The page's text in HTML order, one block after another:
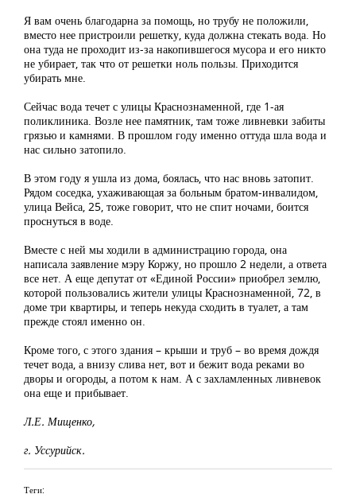
Я вам очень благодарна за помощь, но трубу не положили,
вместо нее пристроили решетку, куда должна стекать вода. Но
она туда не проходит из-за накопившегося мусора и его никто
не убирает, так что от решетки ноль пользы. Приходится
убирать мне.
Сейчас вода течет с улицы Краснознаменной, где 1-ая
поликлиника. Возле нее памятник, там тоже ливневки забиты
грязью и камнями. В прошлом году именно оттуда шла вода и
нас сильно затопило.
В этом году я ушла из дома, боялась, что нас вновь затопит.
Рядом соседка, ухаживающая за больным братом-инвалидом,
улица Вейса, 25, тоже говорит, что не спит ночами, боится
проснуться в воде.
Вместе с ней мы ходили в администрацию города, она
написала заявление мэру Коржу, но прошло 2 недели, а ответа
все нет. А еще депутат от «Единой России» приобрел землю,
которой пользовались жители улицы Краснознаменной, 72, в
доме три квартиры, и теперь некуда сходить в туалет, а там
прежде стоял именно он.
Кроме того, с этого здания – крыши и труб – во время дождя
течет вода, а внизу слива нет, вот и бежит вода реками во
дворы и огороды, а потом к нам. А с захламленных ливневок
она еще и прибывает.
Л.Е. Мищенко,
г. Уссурийск.
Теги: